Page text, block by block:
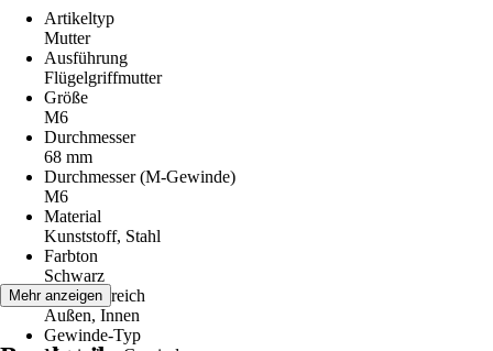
Artikeltyp
Mutter
Ausführung
Flügelgriffmutter
Größe
M6
Durchmesser
68 mm
Durchmesser (M-Gewinde)
M6
Material
Kunststoff, Stahl
Farbton
Schwarz
Einsatzbereich
Außen, Innen
Gewinde-Typ
Mehr anzeigen